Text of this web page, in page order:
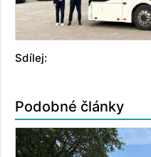
Sdílej:
Podobné články